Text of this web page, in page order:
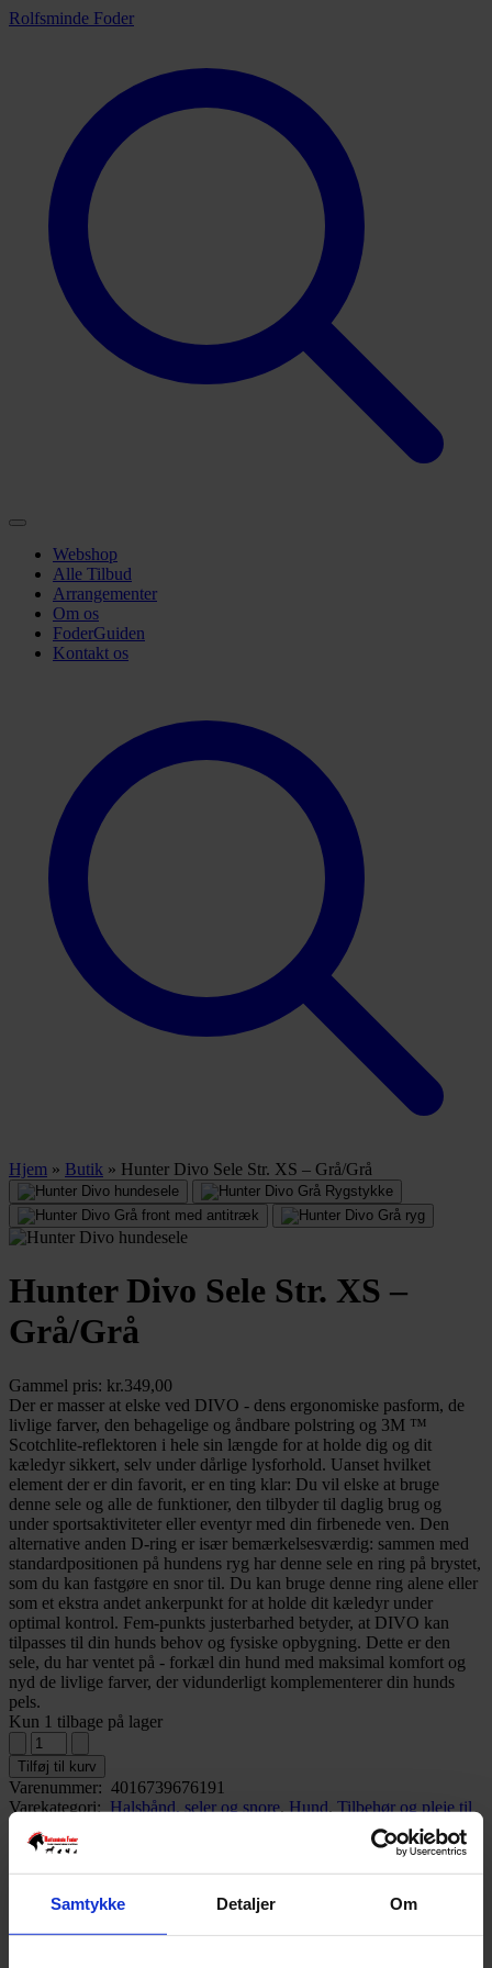
Samtykke Detaljer Om
Rolfsminde Foder
Webshop
Alle Tilbud
Arrangementer
Om os
FoderGuiden
Kontakt os
Hjem » Butik » Hunter Divo Sele Str. XS – Grå/Grå
Hunter Divo Sele Str. XS –
Grå/Grå
Gammel pris: kr.349,00
Der er masser at elske ved DIVO - dens ergonomiske pasform, de
livlige farver, den behagelige og åndbare polstring og 3M ™
Scotchlite-reflektoren i hele sin længde for at holde dig og dit
kæledyr sikkert, selv under dårlige lysforhold. Uanset hvilket
element der er din favorit, er en ting klar: Du vil elske at bruge
denne sele og alle de funktioner, den tilbyder til daglig brug og
under sportsaktiviteter eller eventyr med din firbenede ven. Den
alternative anden D-ring er især bemærkelsesværdig: sammen med
standardpositionen på hundens ryg har denne sele en ring på brystet,
som du kan fastgøre en snor til. Du kan bruge denne ring alene eller
som et ekstra andet ankerpunkt for at holde dit kæledyr under
optimal kontrol. Fem-punkts justerbarhed betyder, at DIVO kan
tilpasses til din hunds behov og fysiske opbygning. Dette er den
sele, du har ventet på - forkæl din hund med maksimal komfort og
nyd de livlige farver, der vidunderligt komplementerer din hunds
pels.
Kun 1 tilbage på lager
Tilføj til kurv
Varenummer: 4016739676191
Varekategori:Halsbånd, seler og snore,Hund,Tilbehør og pleje til
hunde
Varebeskrivelse
tilpasningsmuligheder.